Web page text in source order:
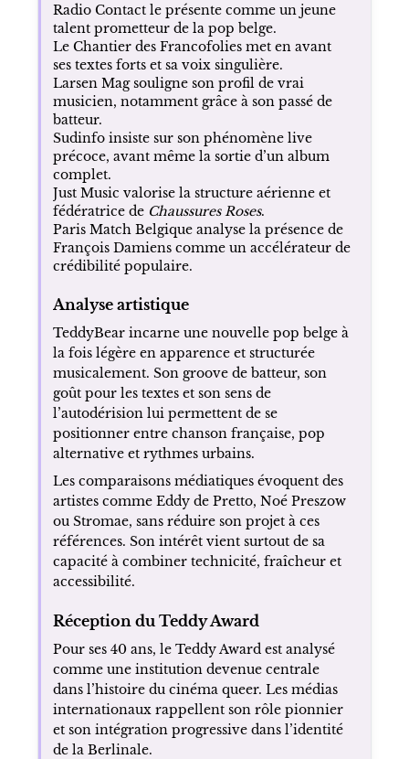
Radio Contact le présente comme un jeune
talent prometteur de la pop belge.
Le Chantier des Francofolies met en avant
ses textes forts et sa voix singulière.
Larsen Mag souligne son profil de vrai
musicien, notamment grâce à son passé de
batteur.
Sudinfo insiste sur son phénomène live
précoce, avant même la sortie d’un album
complet.
Just Music valorise la structure aérienne et
fédératrice de Chaussures Roses.
Paris Match Belgique analyse la présence de
François Damiens comme un accélérateur de
crédibilité populaire.
Analyse artistique
TeddyBear incarne une nouvelle pop belge à
la fois légère en apparence et structurée
musicalement. Son groove de batteur, son
goût pour les textes et son sens de
l’autodérision lui permettent de se
positionner entre chanson française, pop
alternative et rythmes urbains.
Les comparaisons médiatiques évoquent des
artistes comme Eddy de Pretto, Noé Preszow
ou Stromae, sans réduire son projet à ces
références. Son intérêt vient surtout de sa
capacité à combiner technicité, fraîcheur et
accessibilité.
Réception du Teddy Award
Pour ses 40 ans, le Teddy Award est analysé
comme une institution devenue centrale
dans l’histoire du cinéma queer. Les médias
internationaux rappellent son rôle pionnier
et son intégration progressive dans l’identité
de la Berlinale.